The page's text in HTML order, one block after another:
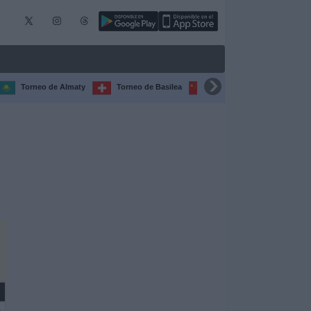
Torneo de Almaty Torneo de Basilea Torneo de Chengdú